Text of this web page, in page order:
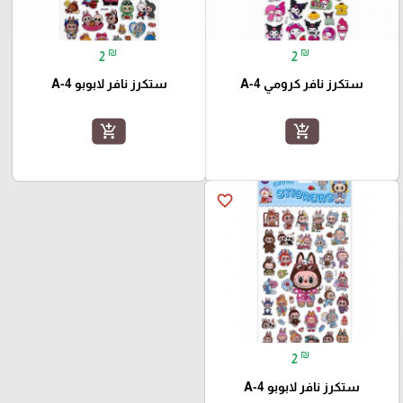
2 ₪
ستكرز نافر كرومي A-4
add_shopping_cart
2 ₪
ستكرز نافر لابوبو A-4
add_shopping_cart
favorite_border
2 ₪
ستكرز نافر لابوبو A-4